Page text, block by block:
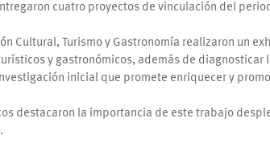
cuatro proyectos de vinculación del
Cultural, Turismo y Gastronomía realizaron un
y gastronómicos, además de diagnosticar
inicial que promete enriquecer y
destacaron la importancia de este trabajo